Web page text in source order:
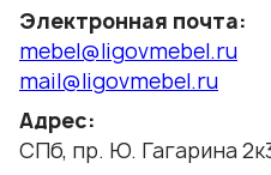
Электронная почта:
mebel@ligovmebel.ru
mail@ligovmebel.ru
Адрес:
СПб, пр. Ю. Гагарина